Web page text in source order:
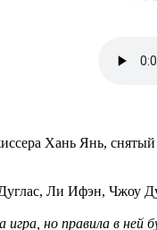
Хань Янь,
Ли Ифэн, Чжоу
но правила в ней